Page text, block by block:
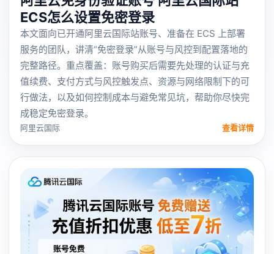
ECS怎么设置免密登录
本文面向已开通阿里云国际站账号、准备在 ECS 上部署
服务的团队，讲清“免密登录”从账号与风控到配置落地的
完整路径。重点覆盖：账号购买后需要先处理的认证与充
值续费、支付方式与风控触发点、资源与网络限制下的可
行做法，以及如何控制成本与避免常见坑，帮助你尽快完
成稳定免密登录。
阿里云国际 查看详情